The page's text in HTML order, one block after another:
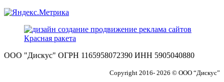
ООО "Дискус" ОГРН 1165958072390 ИНН 5905040880
Copyright 2016- 2026 © ООО “Дискус”